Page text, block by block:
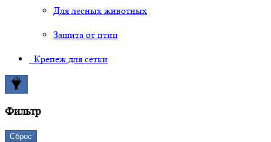
Для лесных животных
Защита от птиц
Крепеж для сетки
Фильтр
Сброс